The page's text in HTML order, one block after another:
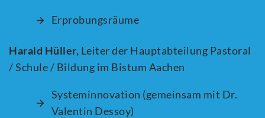
Erprobungsräume
Harald Hüller, Leiter der Hauptabteilung Pastoral
/ Schule / Bildung im Bistum Aachen
Systeminnovation (gemeinsam mit Dr.
Valentin Dessoy)